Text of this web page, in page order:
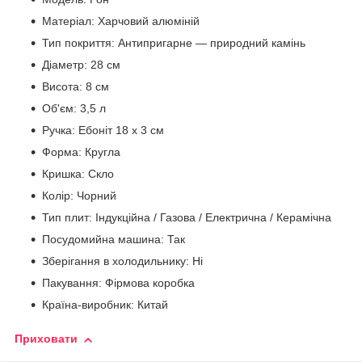
Матеріал: Харчовий алюміній
Тип покриття: Антипригарне — природний камінь
Діаметр: 28 см
Висота: 8 см
Об'єм: 3,5 л
Ручка: Ебоніт 18 х 3 см
Форма: Кругла
Кришка: Скло
Колір: Чорний
Тип плит: Індукційна / Газова / Електрична / Керамічна
Посудомийна машина: Так
Зберігання в холодильнику: Ні
Пакування: Фірмова коробка
Країна-виробник: Китай
Приховати